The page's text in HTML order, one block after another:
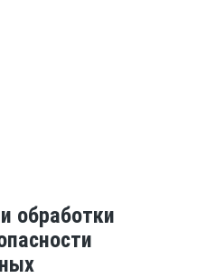
обработки